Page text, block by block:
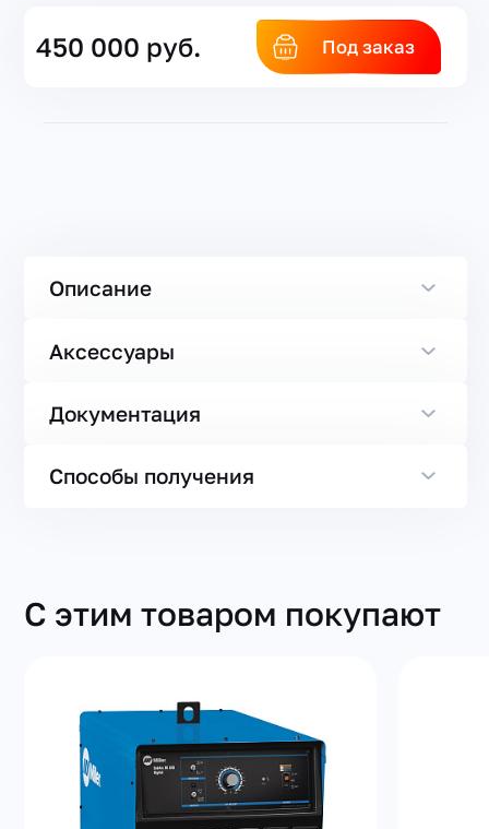
450 000 руб. Под заказ
Описание
Аксессуары
Документация
Способы получения
С этим товаром покупают